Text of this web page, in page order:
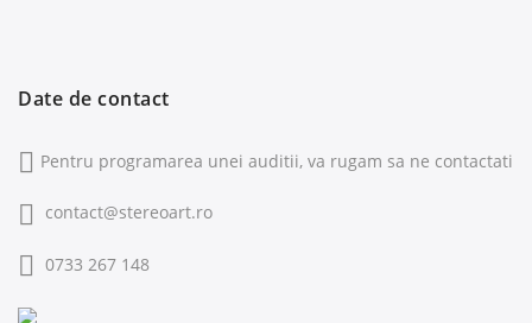
Date de contact
Pentru programarea unei auditii, va rugam sa ne contactati
contact@stereoart.ro
0733 267 148